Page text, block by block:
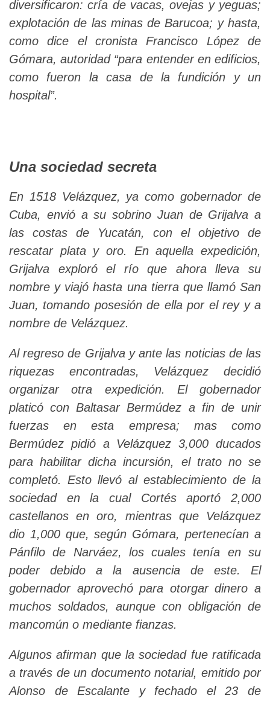
diversificaron: cría de vacas, ovejas y yeguas;
explotación de las minas de Barucoa; y hasta,
como dice el cronista Francisco López de
Gómara, autoridad “para entender en edificios,
como fueron la casa de la fundición y un
hospital”.
Una sociedad secreta
En 1518 Velázquez, ya como gobernador de
Cuba, envió a su sobrino Juan de Grijalva a
las costas de Yucatán, con el objetivo de
rescatar plata y oro. En aquella expedición,
Grijalva exploró el río que ahora lleva su
nombre y viajó hasta una tierra que llamó San
Juan, tomando posesión de ella por el rey y a
nombre de Velázquez.
Al regreso de Grijalva y ante las noticias de las
riquezas encontradas, Velázquez decidió
organizar otra expedición. El gobernador
platicó con Baltasar Bermúdez a fin de unir
fuerzas en esta empresa; mas como
Bermúdez pidió a Velázquez 3,000 ducados
para habilitar dicha incursión, el trato no se
completó. Esto llevó al establecimiento de la
sociedad en la cual Cortés aportó 2,000
castellanos en oro, mientras que Velázquez
dio 1,000 que, según Gómara, pertenecían a
Pánfilo de Narváez, los cuales tenía en su
poder debido a la ausencia de este. El
gobernador aprovechó para otorgar dinero a
muchos soldados, aunque con obligación de
mancomún o mediante fianzas.
Algunos afirman que la sociedad fue ratificada
a través de un documento notarial, emitido por
Alonso de Escalante y fechado el 23 de